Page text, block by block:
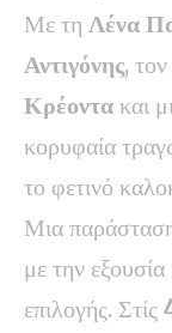
Με τη Λένα
Αντιγόνης, τον
Κρέοντα και
κορυφαία
το φετινό
Μια
με την
επιλογής. Στίς